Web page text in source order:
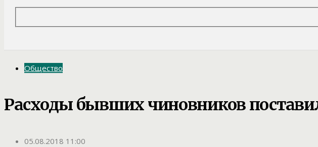
Общество
Расходы бывших чиновников
05.08.2018 11:00